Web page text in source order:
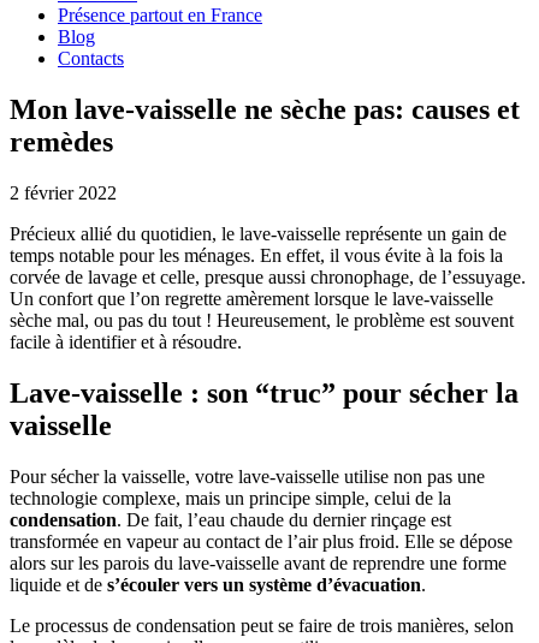
Présence partout en France
Blog
Contacts
Mon lave-vaisselle ne sèche pas: causes et
remèdes
2 février 2022
Précieux allié du quotidien, le lave-vaisselle représente un gain de
temps notable pour les ménages. En effet, il vous évite à la fois la
corvée de lavage et celle, presque aussi chronophage, de l’essuyage.
Un confort que l’on regrette amèrement lorsque le lave-vaisselle
sèche mal, ou pas du tout ! Heureusement, le problème est souvent
facile à identifier et à résoudre.
Lave-vaisselle : son “truc” pour sécher la
vaisselle
Pour sécher la vaisselle, votre lave-vaisselle utilise non pas une
technologie complexe, mais un principe simple, celui de la
condensation. De fait, l’eau chaude du dernier rinçage est
transformée en vapeur au contact de l’air plus froid. Elle se dépose
alors sur les parois du lave-vaisselle avant de reprendre une forme
liquide et de s’écouler vers un système d’évacuation.
Le processus de condensation peut se faire de trois manières, selon